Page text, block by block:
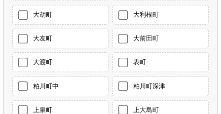
大胡町 大利根町
大友町 大前田町
大渡町 表町
粕川町中 粕川町深津
上泉町 上大島町